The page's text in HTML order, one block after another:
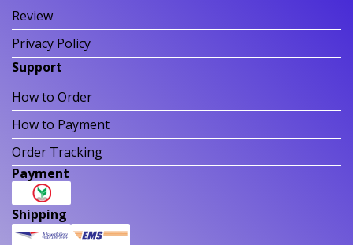
Review
Privacy Policy
Support
How to Order
How to Payment
Order Tracking
Payment
Shipping